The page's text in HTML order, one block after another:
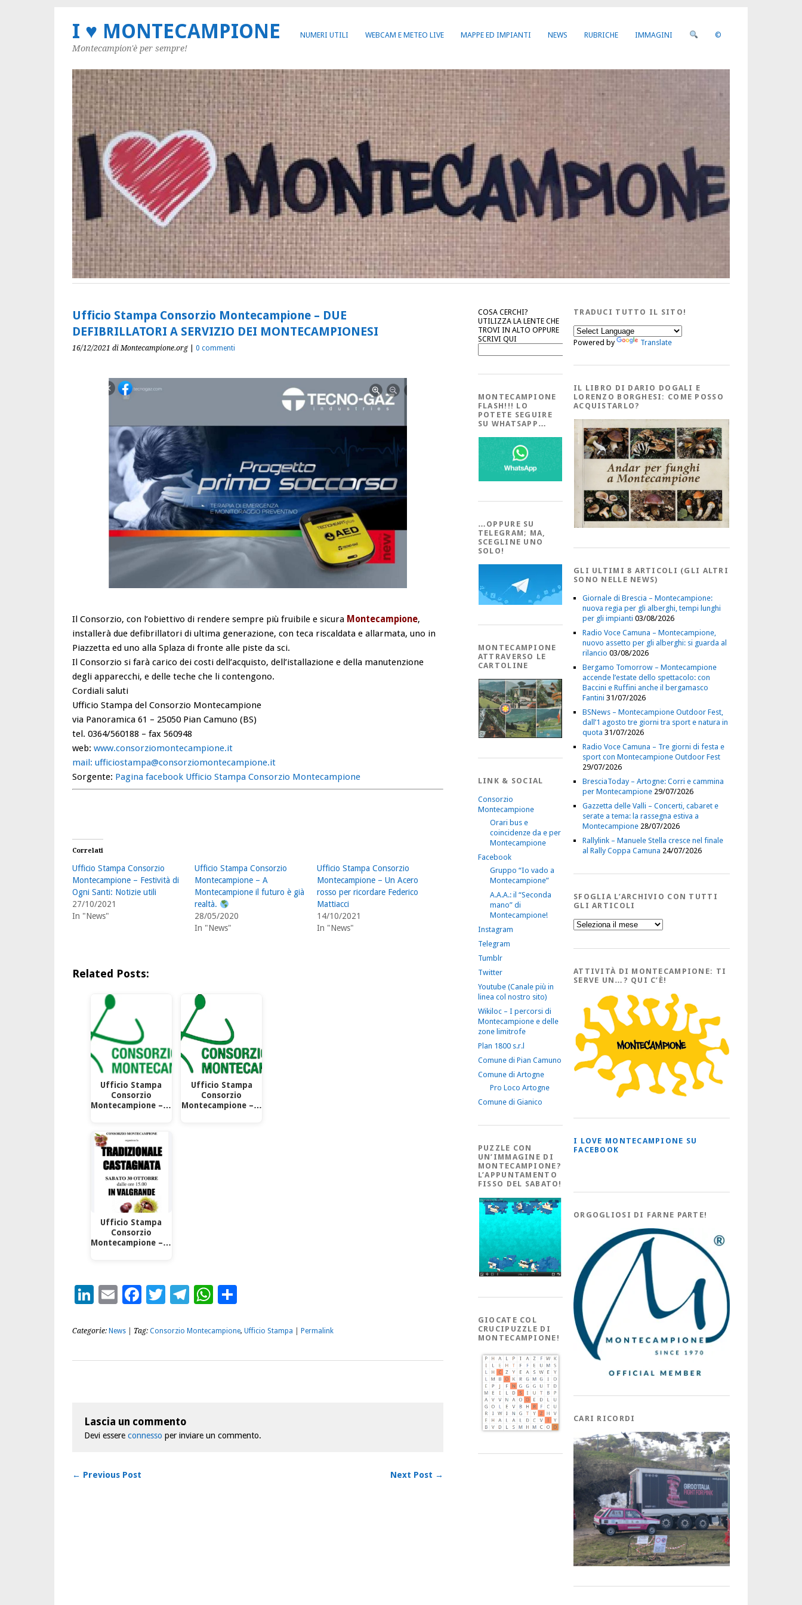
NUMERI UTILI WEBCAM E METEO LIVE MAPPE ED IMPIANTI NEWS RUBRICHE IMMAGINI ©
I ♥ MONTECAMPIONE
Montecampion'è per sempre!
Ufficio Stampa Consorzio Montecampione – DUE
DEFIBRILLATORI A SERVIZIO DEI MONTECAMPIONESI
16/12/2021 di Montecampione.org| 0 commenti
Il Consorzio, con l’obiettivo di rendere sempre più fruibile e sicura Montecampione,
installerà due defibrillatori di ultima generazione, con teca riscaldata e allarmata, uno in
Piazzetta ed uno alla Splaza di fronte alle piste da sci.
Il Consorzio si farà carico dei costi dell’acquisto, dell’istallazione e della manutenzione
degli apparecchi, e delle teche che li contengono.
Cordiali saluti
Ufficio Stampa del Consorzio Montecampione
via Panoramica 61 – 25050 Pian Camuno (BS)
tel. 0364/560188 – fax 560948
web: www.consorziomontecampione.it
mail: ufficiostampa@consorziomontecampione.it
Sorgente: Pagina facebook Ufficio Stampa Consorzio Montecampione
Correlati
Ufficio Stampa Consorzio
Montecampione – Festività di
Ogni Santi: Notizie utili
27/10/2021
In "News"
Ufficio Stampa Consorzio
Montecampione – A
Montecampione il futuro è già
realtà.
28/05/2020
In "News"
Ufficio Stampa Consorzio
Montecampione – Un Acero
rosso per ricordare Federico
Mattiacci
14/10/2021
In "News"
Related Posts:
Ufficio Stampa
Consorzio
Montecampione –…
Ufficio Stampa
Consorzio
Montecampione –…
Ufficio Stampa
Consorzio
Montecampione –…
LinkedIn
EmailFacebook
Twitter
Telegram
WhatsApp
Categorie: News | Tag: Consorzio Montecampione, Ufficio Stampa Permalink
Lascia un commento
Devi essere connesso per inviare un commento.
← Previous Post Next Post →
COSA CERCHI?
UTILIZZA LA LENTE CHE
TROVI IN ALTO OPPURE
SCRIVI QUI
Cerca
MONTECAMPIONE
FLASH!!! LO
POTETE SEGUIRE
SU WHATSAPP…
…OPPURE SU
TELEGRAM; MA,
SCEGLINE UNO
SOLO!
MONTECAMPIONE
ATTRAVERSO LE
CARTOLINE
LINK & SOCIAL
Consorzio
Montecampione
Orari bus e
coincidenze da e per
Montecampione
Facebook
Gruppo “Io vado a
Montecampione”
A.A.A.: il “Seconda
mano” di
Montecampione!
Instagram
Telegram
Tumblr
Twitter
Youtube (Canale più in
linea col nostro sito)
Wikiloc – I percorsi di
Montecampione e delle
zone limitrofe
Plan 1800 s.r.l
Comune di Pian Camuno
Comune di Artogne
Pro Loco Artogne
Comune di Gianico
PUZZLE CON
UN’IMMAGINE DI
MONTECAMPIONE?
L’APPUNTAMENTO
FISSO DEL SABATO!
GIOCATE COL
CRUCIPUZZLE DI
MONTECAMPIONE!
TRADUCI TUTTO IL SITO!
Powered by Translate
IL LIBRO DI DARIO DOGALI E
LORENZO BORGHESI: COME POSSO
ACQUISTARLO?
GLI ULTIMI 8 ARTICOLI (GLI ALTRI
SONO NELLE NEWS)
Giornale di Brescia – Montecampione:
nuova regia per gli alberghi, tempi lunghi
per gli impianti 03/08/2026
Radio Voce Camuna – Montecampione,
nuovo assetto per gli alberghi: si guarda al
rilancio 03/08/2026
Bergamo Tomorrow – Montecampione
accende l’estate dello spettacolo: con
Baccini e Ruffini anche il bergamasco
Fantini 31/07/2026
BSNews – Montecampione Outdoor Fest,
dall’1 agosto tre giorni tra sport e natura in
quota 31/07/2026
Radio Voce Camuna – Tre giorni di festa e
sport con Montecampione Outdoor Fest
29/07/2026
BresciaToday – Artogne: Corri e cammina
per Montecampione 29/07/2026
Gazzetta delle Valli – Concerti, cabaret e
serate a tema: la rassegna estiva a
Montecampione 28/07/2026
Rallylink – Manuele Stella cresce nel finale
al Rally Coppa Camuna 24/07/2026
SFOGLIA L’ARCHIVIO CON TUTTI
GLI ARTICOLI
Sfoglia
l’Archivio
tutti
Articoli
ATTIVITÀ DI MONTECAMPIONE: TI
SERVE UN…? QUI C’È!
I LOVE MONTECAMPIONE SU
FACEBOOK
ORGOGLIOSI DI FARNE PARTE!
CARI RICORDI